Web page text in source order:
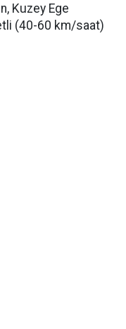
Kuzey Ege
(40-60 km/saat)